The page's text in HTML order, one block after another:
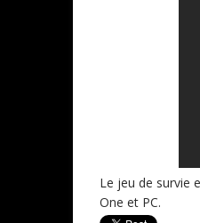
Le jeu de survie
One et PC.